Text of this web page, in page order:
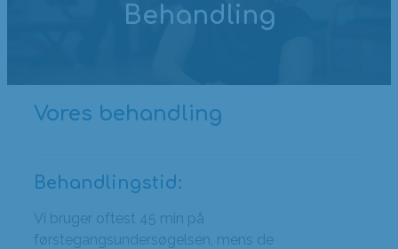
Behandling
Vores behandling
Behandlingstid:
Vi bruger oftest 45 min på
førstegangsundersøgelsen, mens de